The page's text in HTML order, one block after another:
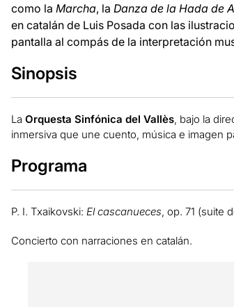
como la Marcha, la Danza de la Hada de
en catalán de Luis Posada con las
pantalla al compás de la interpretación
Sinopsis
La Orquesta Sinfónica del Vallès, bajo la
inmersiva que une cuento, música e imagen
Programa
P. I. Txaikovski: El cascanueces , op. 71 (suite
Concierto con narraciones en catalán.